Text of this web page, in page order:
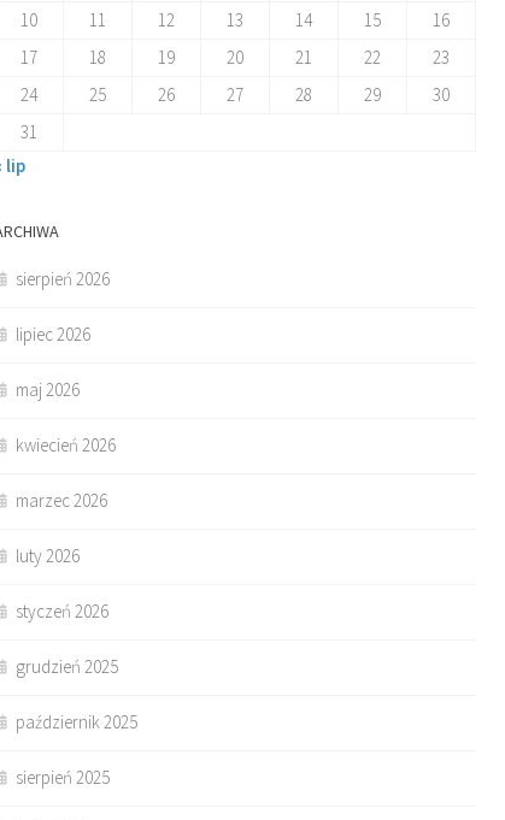
10
11 12 13 14 15
16
17
18 19 20 21 22
23
24
25 26 27 28 29
30
31
lip
sierpień 2026
lipiec 2026
maj 2026
kwiecień 2026
marzec 2026
luty 2026
styczeń 2026
grudzień 2025
październik 2025
sierpień 2025